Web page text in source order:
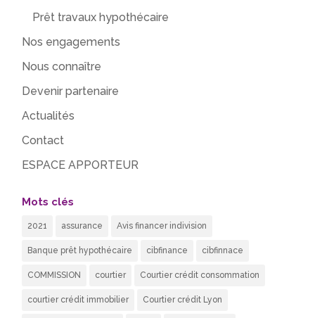
Prêt travaux hypothécaire
Nos engagements
Nous connaître
Devenir partenaire
Actualités
Contact
ESPACE APPORTEUR
Mots clés
2021 assurance Avis financer indivision
Banque prêt hypothécaire cibfinance cibfinnace
COMMISSION courtier Courtier crédit consommation
courtier crédit immobilier Courtier crédit Lyon